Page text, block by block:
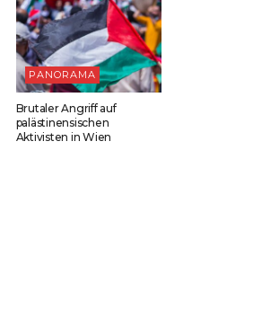
PANORAMA
Brutaler Angriff auf
palästinensischen
Aktivisten in Wien